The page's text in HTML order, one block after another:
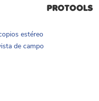
estéreo
de campo